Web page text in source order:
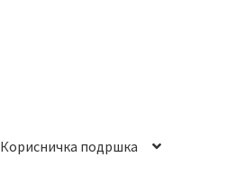
Корисничка подршка